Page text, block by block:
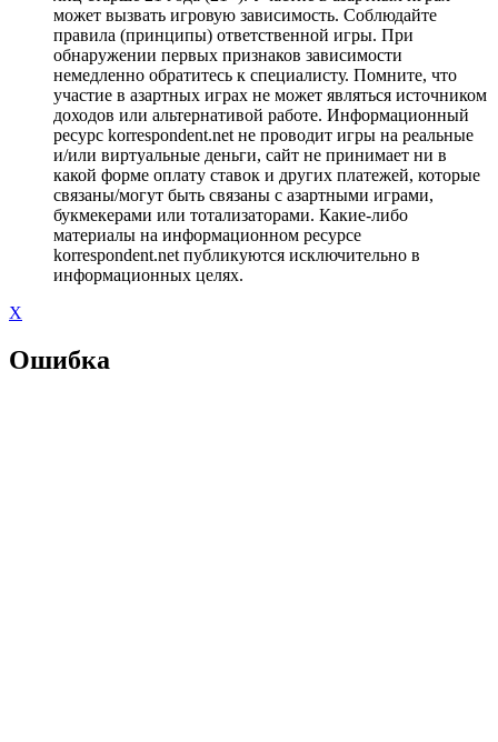
может вызвать игровую зависимость. Соблюдайте
правила (принципы) ответственной игры. При
обнаружении первых признаков зависимости
немедленно обратитесь к специалисту. Помните, что
участие в азартных играх не может являться источником
доходов или альтернативой работе. Информационный
ресурс korrespondent.net не проводит игры на реальные
и/или виртуальные деньги, сайт не принимает ни в
какой форме оплату ставок и других платежей, которые
связаны/могут быть связаны с азартными играми,
букмекерами или тотализаторами. Какие-либо
материалы на информационном ресурсе
korrespondent.net публикуются исключительно в
информационных целях.
X
Ошибка